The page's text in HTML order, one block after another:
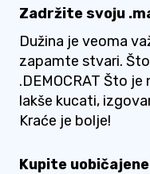
Zadržite svoju
Dužina je veoma
zapamte stvari.
.DEMOCRAT Što
lakše kucati,
Kraće je bolje!
Kupite